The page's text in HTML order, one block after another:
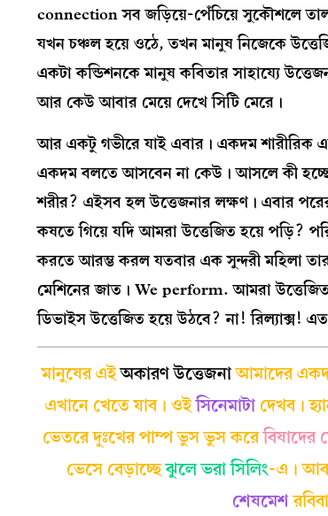
connection সব জড়িয়ে-পেঁচিয়ে সুকৌশলে
যখন চঞ্চল হয়ে ওঠে, তখন মানুষ নিজেকে
একটা কন্ডিশনকে মানুষ কবিতার সাহায্যে
আর কেউ আবার মেয়ে দেখে সিটি মেরে।
আর একটু গভীরে যাই এবার। একদম শারীরিক
একদম বলতে আসবেন না কেউ। আসলে কী
শরীর? এইসব হল উত্তেজনার লক্ষণ। এবার
কষতে গিয়ে যদি আমরা উত্তেজিত হয়ে পড়ি?
করতে আরম্ভ করল যতবার এক সুন্দরী মহিলা
মেশিনের জাত। We perform. আমরা
ডিভাইস উত্তেজিত হয়ে উঠবে? না! রিল্যাক্স!
মানুষের এইঅকারণ উত্তেজনাআমাদের
এখানে খেতে যাব। ওইসিনেমাটাদেখব।
ভেতরে দুঃখের পাম্প ভুস ভুস করেবিষাদের
ভেসে বেড়াচ্ছেঝুলে ভরা সিলিং-এ।
শেষমেশ